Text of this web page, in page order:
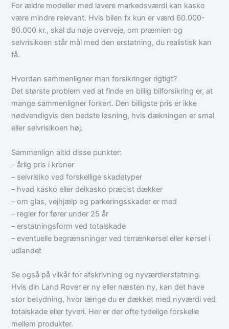
For ældre modeller med lavere markedsværdi kan kasko
være mindre relevant. Hvis bilen fx kun er værd 60.000-
80.000 kr., skal du nøje overveje, om præmien og
selvrisikoen står mål med den erstatning, du realistisk kan
få.
Hvordan sammenligner man forsikringer rigtigt?
Det største problem ved at finde en billig bilforsikring er, at
mange sammenligner forkert. Den billigste pris er ikke
nødvendigvis den bedste løsning, hvis dækningen er smal
eller selvrisikoen høj.
Sammenlign altid disse punkter:
– årlig pris i kroner
– selvrisiko ved forskellige skadetyper
– hvad kasko eller delkasko præcist dækker
– om glas, vejhjælp og parkeringsskader er med
– regler for fører under 25 år
– erstatningsform ved totalskade
– eventuelle begrænsninger ved terrænkørsel eller kørsel i
udlandet
Se også på vilkår for afskrivning og nyværdierstatning.
Hvis din Land Rover er ny eller næsten ny, kan det have
stor betydning, hvor længe du er dækket med nyværdi ved
totalskade eller tyveri. Her er der ofte tydelige forskelle
mellem produkter.